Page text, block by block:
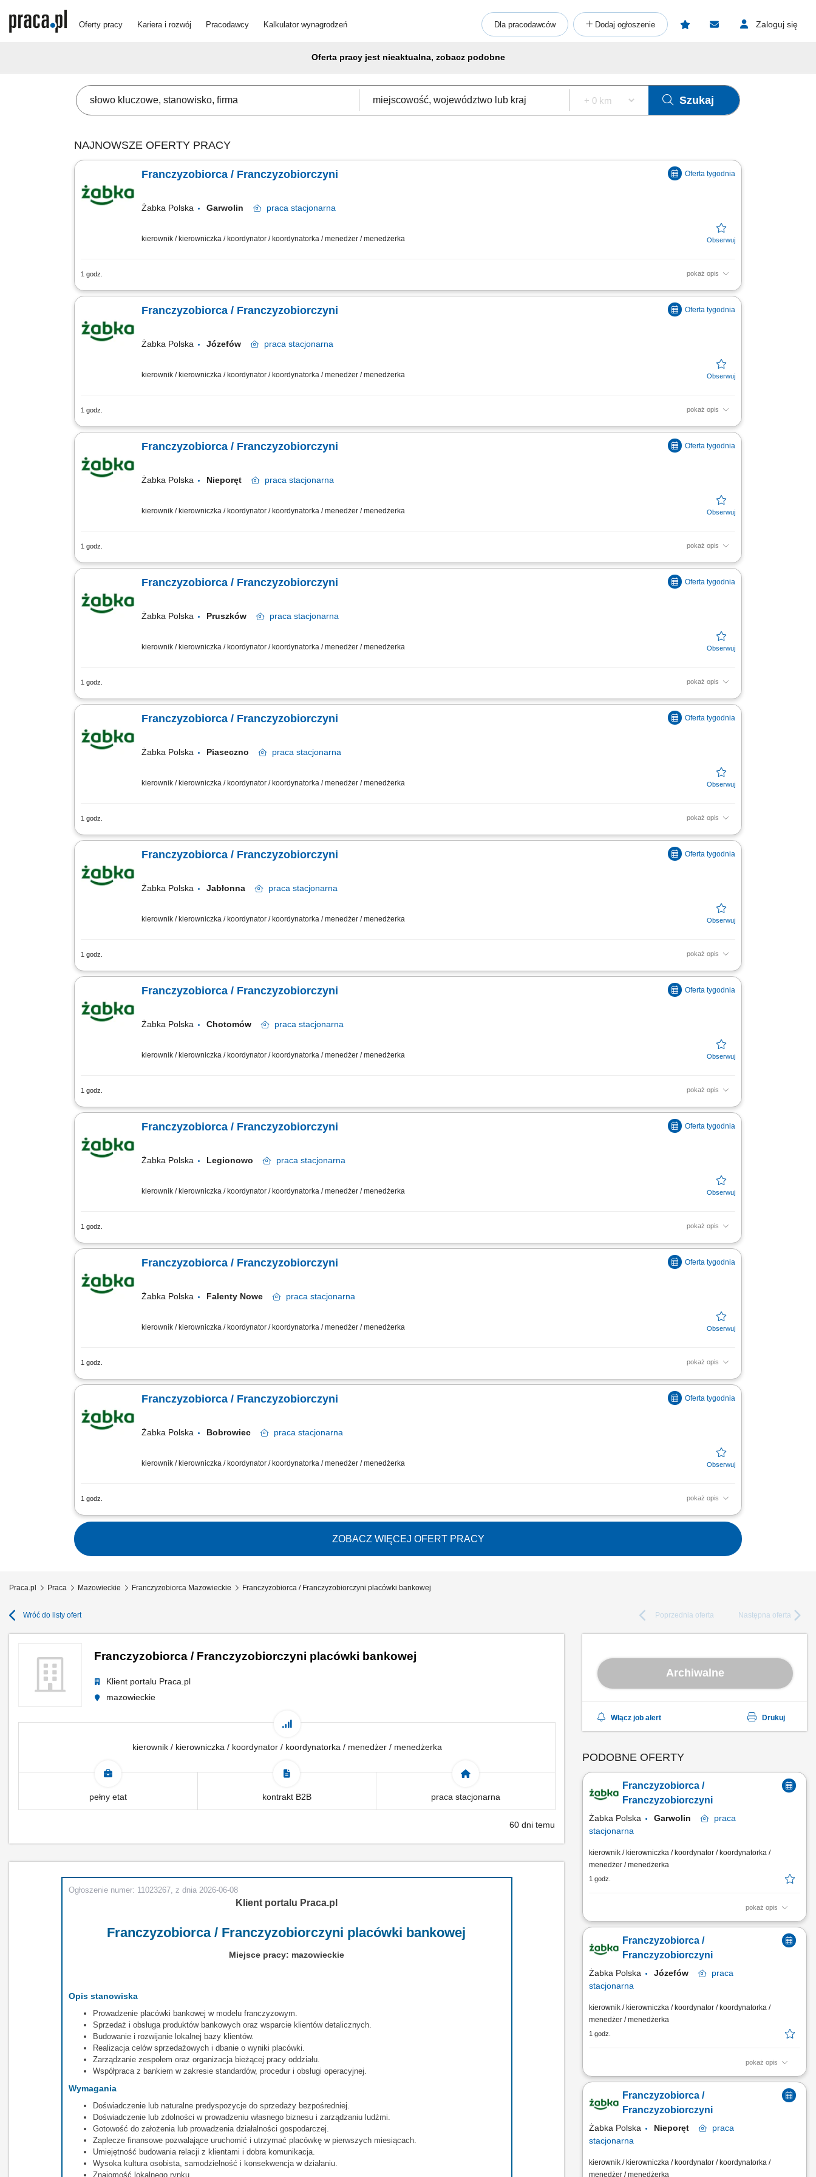
Oferty pracy Kariera i rozwój Pracodawcy Kalkulator wynagrodzeń Dla pracodawców Dodaj ogłoszenie Zaloguj się
Oferta pracy jest nieaktualna, zobacz podobne
Szukaj
NAJNOWSZE OFERTY PRACY
Franczyzobiorca / Franczyzobiorczyni
Żabka Polska Garwolin praca stacjonarna
kierownik / kierowniczka / koordynator / koordynatorka / menedżer / menedżerka
1 godz. pokaż opis
Główne zadania: Prowadzenie własnej działalności gospodarczej w oparciu o sprawdzony model biznesowy. Dbanie o wysoką jakość obsługi. Monitorowanie
Franczyzobiorca / Franczyzobiorczyni
Żabka Polska Józefów praca stacjonarna
kierownik / kierowniczka / koordynator / koordynatorka / menedżer / menedżerka
1 godz. pokaż opis
Główne zadania: Prowadzenie własnej działalności gospodarczej w oparciu o sprawdzony model biznesowy. Dbanie o wysoką jakość obsługi. Monitorowanie
Franczyzobiorca / Franczyzobiorczyni
Żabka Polska Nieporęt praca stacjonarna
kierownik / kierowniczka / koordynator / koordynatorka / menedżer / menedżerka
1 godz. pokaż opis
Główne zadania: Prowadzenie własnej działalności gospodarczej w oparciu o sprawdzony model biznesowy. Dbanie o wysoką jakość obsługi. Monitorowanie
Franczyzobiorca / Franczyzobiorczyni
Żabka Polska Pruszków praca stacjonarna
kierownik / kierowniczka / koordynator / koordynatorka / menedżer / menedżerka
1 godz. pokaż opis
Główne zadania: Prowadzenie własnej działalności gospodarczej w oparciu o sprawdzony model biznesowy. Dbanie o wysoką jakość obsługi. Monitorowanie
Franczyzobiorca / Franczyzobiorczyni
Żabka Polska Piaseczno praca stacjonarna
kierownik / kierowniczka / koordynator / koordynatorka / menedżer / menedżerka
1 godz. pokaż opis
Główne zadania: Prowadzenie własnej działalności gospodarczej w oparciu o sprawdzony model biznesowy. Dbanie o wysoką jakość obsługi. Monitorowanie
Franczyzobiorca / Franczyzobiorczyni
Żabka Polska Jabłonna praca stacjonarna
kierownik / kierowniczka / koordynator / koordynatorka / menedżer / menedżerka
1 godz. pokaż opis
Główne zadania: Prowadzenie własnej działalności gospodarczej w oparciu o sprawdzony model biznesowy. Dbanie o wysoką jakość obsługi. Monitorowanie
Franczyzobiorca / Franczyzobiorczyni
Żabka Polska Chotomów praca stacjonarna
kierownik / kierowniczka / koordynator / koordynatorka / menedżer / menedżerka
1 godz. pokaż opis
Główne zadania: Prowadzenie własnej działalności gospodarczej w oparciu o sprawdzony model biznesowy. Dbanie o wysoką jakość obsługi. Monitorowanie
Franczyzobiorca / Franczyzobiorczyni
Żabka Polska Legionowo praca stacjonarna
kierownik / kierowniczka / koordynator / koordynatorka / menedżer / menedżerka
1 godz. pokaż opis
Główne zadania: Prowadzenie własnej działalności gospodarczej w oparciu o sprawdzony model biznesowy. Dbanie o wysoką jakość obsługi. Monitorowanie
Franczyzobiorca / Franczyzobiorczyni
Żabka Polska Falenty Nowe praca stacjonarna
kierownik / kierowniczka / koordynator / koordynatorka / menedżer / menedżerka
1 godz. pokaż opis
Główne zadania: Prowadzenie własnej działalności gospodarczej w oparciu o sprawdzony model biznesowy. Dbanie o wysoką jakość obsługi. Monitorowanie
Franczyzobiorca / Franczyzobiorczyni
Żabka Polska Bobrowiec praca stacjonarna
kierownik / kierowniczka / koordynator / koordynatorka / menedżer / menedżerka
1 godz. pokaż opis
Główne zadania: Prowadzenie własnej działalności gospodarczej w oparciu o sprawdzony model biznesowy. Dbanie o wysoką jakość obsługi. Monitorowanie
ZOBACZ WIĘCEJ OFERT PRACY
Praca.pl Praca Mazowieckie Franczyzobiorca Mazowieckie Franczyzobiorca / Franczyzobiorczyni placówki bankowej
Wróć do listy ofert Poprzednia oferta Następna oferta
Franczyzobiorca / Franczyzobiorczyni placówki bankowej
Klient portalu Praca.pl
mazowieckie
kierownik / kierowniczka / koordynator / koordynatorka / menedżer / menedżerka
pełny etat kontrakt B2B praca stacjonarna
60 dni temu
Ogłoszenie numer: 11023267, z dnia 2026-06-08
Klient portalu Praca.pl
Franczyzobiorca / Franczyzobiorczyni placówki bankowej
Miejsce pracy: mazowieckie
Opis stanowiska
Prowadzenie placówki bankowej w modelu franczyzowym.
Sprzedaż i obsługa produktów bankowych oraz wsparcie klientów detalicznych.
Budowanie i rozwijanie lokalnej bazy klientów.
Realizacja celów sprzedażowych i dbanie o wyniki placówki.
Zarządzanie zespołem oraz organizacja bieżącej pracy oddziału.
Współpraca z bankiem w zakresie standardów, procedur i obsługi operacyjnej.
Wymagania
Doświadczenie lub naturalne predyspozycje do sprzedaży bezpośredniej.
Doświadczenie lub zdolności w prowadzeniu własnego biznesu i zarządzaniu ludźmi.
Gotowość do założenia lub prowadzenia działalności gospodarczej.
Zaplecze finansowe pozwalające uruchomić i utrzymać placówkę w pierwszych miesiącach.
Umiejętność budowania relacji z klientami i dobra komunikacja.
Wysoka kultura osobista, samodzielność i konsekwencja w działaniu.
Znajomość lokalnego rynku.
Archiwalne
Włącz job alert Drukuj
PODOBNE OFERTY
Franczyzobiorca /
Franczyzobiorczyni
Żabka Polska Garwolin
praca
stacjonarna
kierownik / kierowniczka / koordynator / koordynatorka /
menedżer / menedżerka
1 godz.
pokaż opis
Główne zadania: Prowadzenie własnej działalności
Dbanie o wysoką jakość obsługi. Monitorowanie stanów
magazynowych i zamówień. Dostosowywanie asortymentu
zakresie działań...
Franczyzobiorca /
Franczyzobiorczyni
Żabka Polska Józefów
praca
stacjonarna
kierownik / kierowniczka / koordynator / koordynatorka /
menedżer / menedżerka
1 godz.
pokaż opis
Główne zadania: Prowadzenie własnej działalności
Dbanie o wysoką jakość obsługi. Monitorowanie stanów
magazynowych i zamówień. Dostosowywanie asortymentu
zakresie działań...
Franczyzobiorca /
Franczyzobiorczyni
Żabka Polska Nieporęt
praca
stacjonarna
kierownik / kierowniczka / koordynator / koordynatorka /
menedżer / menedżerka